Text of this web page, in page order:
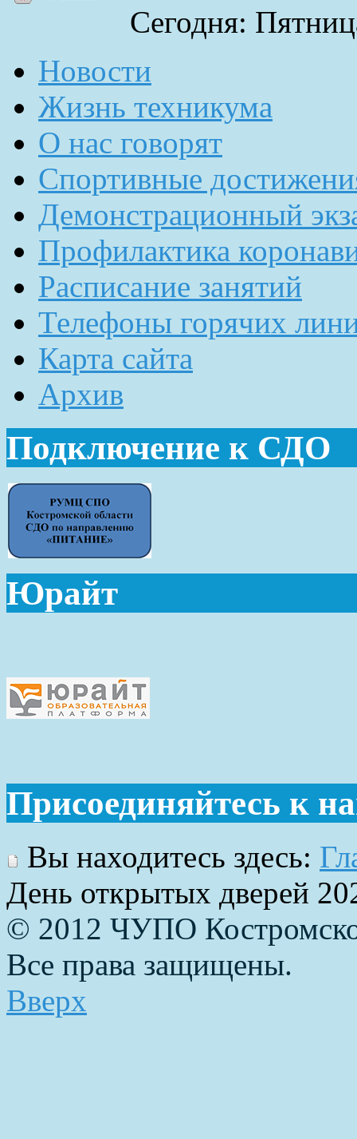
Сегодня:
Новости
Жизнь техникума
О нас говорят
Спортивные
Демонстрационный
Профилактика
Расписание занятий
Телефоны горячих
Карта сайта
Архив
Подключение к СДО
Юрайт
Присоединяйтесь к
Вы находитесь здесь:
День открытых дверей
© 2012 ЧУПО
Все права защищены.
Вверх